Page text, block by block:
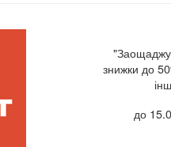
знижки до
до